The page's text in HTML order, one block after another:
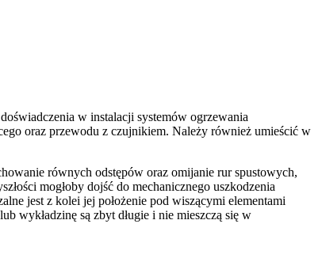
w instalacji systemów ogrzewania
oraz przewodu z czujnikiem. Należy również umieścić w
równych odstępów oraz omijanie rur spustowych,
mogłoby dojść do mechanicznego uszkodzenia
jest z kolei jej położenie pod wiszącymi elementami
wykładzinę są zbyt długie i nie mieszczą się w